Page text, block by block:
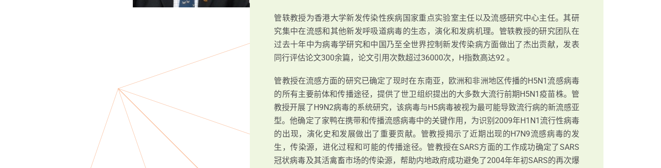
管轶教授为香港大学新发传染性疾病国家重点实验室主任以及流感研究中心主任。其研
究集中在流感和其他新发呼吸道病毒的生态，演化和发病机理。管轶教授的研究团队在
过去十年中为病毒学研究和中国乃至全世界控制新发传染病方面做出了杰出贡献，发表
同行评估论文300余篇，论文引用次数超过36000次，H指数高达92 。
管教授在流感方面的研究已确定了现时在东南亚，欧洲和非洲地区传播的H5N1流感病毒
的所有主要前体和传播途径，提供了世卫组织提出的大多数大流行前期H5N1疫苗株。管
教授开展了H9N2病毒的系统研究，该病毒与H5病毒被视为最可能导致流行病的新流感亚
型。他确定了家鸭在携带和传播流感病毒中的关键作用，为识别2009年H1N1流行性病毒
的出现，演化史和发展做出了重要贡献。管教授揭示了近期出现的H7N9流感病毒的发
生，传染源，进化过程和可能的传播途径。管教授在SARS方面的工作成功确定了SARS
冠状病毒及其活禽畜市场的传染源，帮助内地政府成功避免了2004年年初SARS的再次爆